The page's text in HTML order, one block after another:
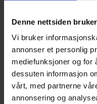
Denne nettsiden
Vi bruker
annonser et personlig
mediefunksjoner og for
dessuten informasjon
vårt, med partnerne
annonsering og
Sjanger
Antall Sider
Utgiver
Lanseringsdato